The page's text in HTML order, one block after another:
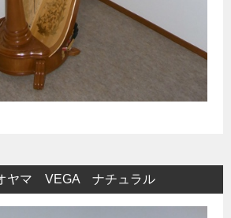
ヤマ VEGA ナチュラル